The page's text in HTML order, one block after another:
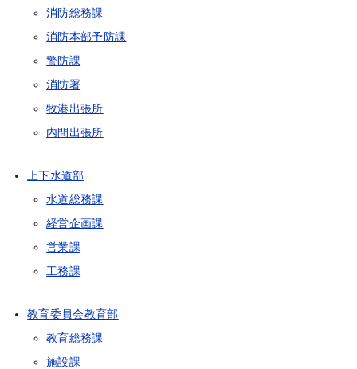
消防総務課
消防本部予防課
警防課
消防署
牧港出張所
内間出張所
上下水道部
水道総務課
経営企画課
営業課
工務課
教育委員会教育部
教育総務課
施設課